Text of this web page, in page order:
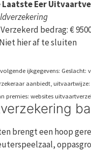
Laatste Eer
bedrag: €
hier af te sluiten
ijkgegevens:
aanbiedt,
premies: websites
brengt een hoop